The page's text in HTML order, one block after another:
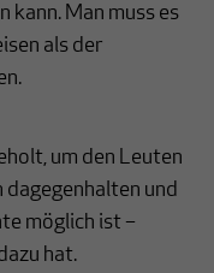
kann. Man muss es
als der
um den Leuten
dagegenhalten und
möglich ist –
hat.